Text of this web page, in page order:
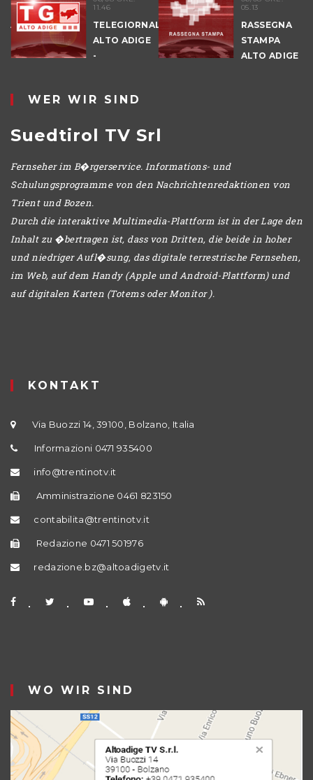
11.46
TELEGIORNALE
ALTO ADIGE
-
05.13
RASSEGNA
STAMPA
ALTO ADIGE
WER WIR SIND
Suedtirol TV Srl
Fernseher im B�rgerservice. Informations- und
Schulungsprogramme von den Nachrichtenredaktionen von
Trient und Bozen.
Durch die interaktive Multimedia-Plattform ist in der Lage den
Inhalt zu �bertragen ist, dass von Dritten, die beide in hoher
und niedriger Aufl�sung, das digitale terrestrische Fernsehen,
im Web, auf dem Handy (Apple und Android-Plattform) und
auf digitalen Karten (Totems oder Monitor ).
KONTAKT
Via Buozzi 14, 39100, Bolzano, Italia
Informazioni 0471 935400
info@trentinotv.it
Amministrazione 0461 823150
contabilita@trentinotv.it
Redazione 0471 501976
redazione.bz@altoadigetv.it
WO WIR SIND